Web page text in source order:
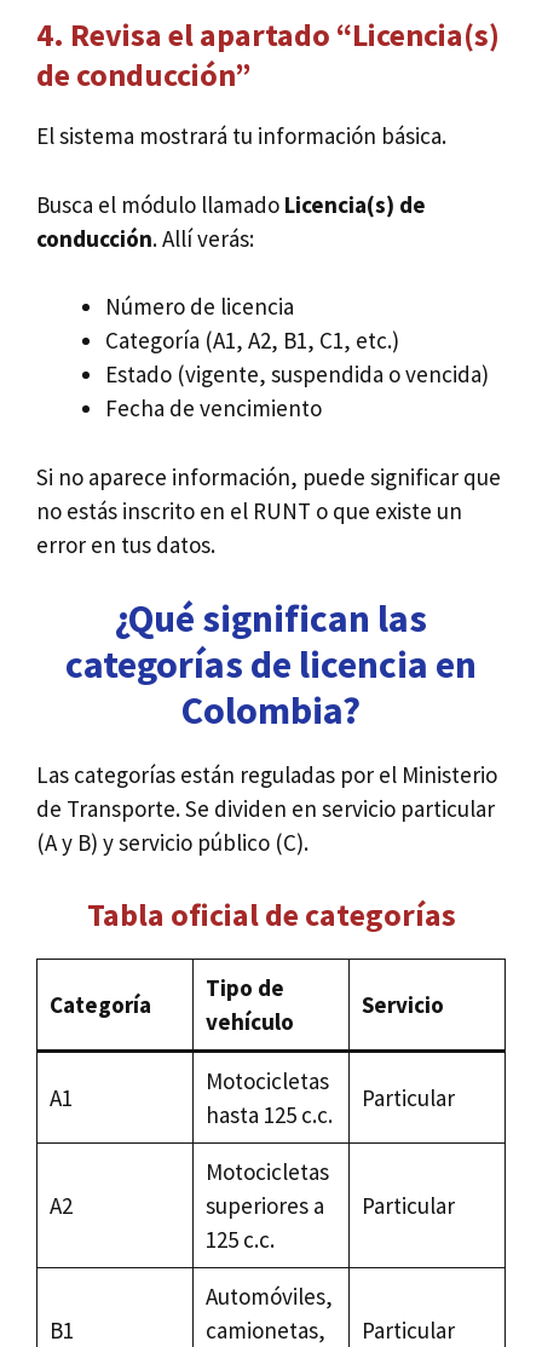
4. Revisa el apartado “Licencia(s)
de conducción”
El sistema mostrará tu información básica.
Busca el módulo llamado Licencia(s) de
conducción. Allí verás:
Número de licencia
Categoría (A1, A2, B1, C1, etc.)
Estado (vigente, suspendida o vencida)
Fecha de vencimiento
Si no aparece información, puede significar que
no estás inscrito en el RUNT o que existe un
error en tus datos.
¿Qué significan las
categorías de licencia en
Colombia?
Las categorías están reguladas por el Ministerio
de Transporte. Se dividen en servicio particular
(A y B) y servicio público (C).
Tabla oficial de categorías
Categoría
Tipo de
vehículo
Servicio
A1
Motocicletas
hasta 125 c.c.
Particular
A2
Motocicletas
superiores a
125 c.c.
Particular
B1
Automóviles,
camionetas,
Particular